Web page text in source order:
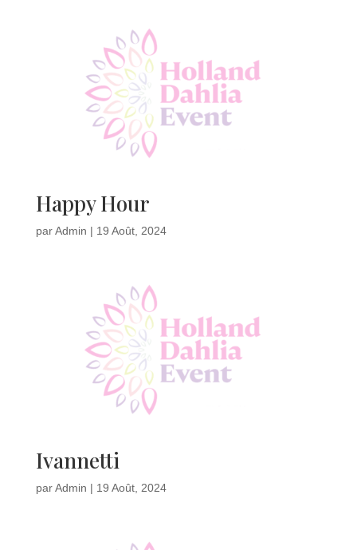
Happy Hour
parAdmin | 19 Août, 2024
Ivannetti
parAdmin | 19 Août, 2024